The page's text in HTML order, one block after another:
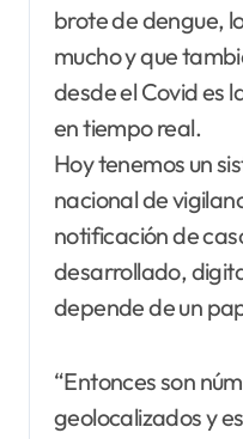
brote de dengue,
mucho y que
desde el Covid es
en tiempo real.
Hoy tenemos un
nacional de
notificación de
desarrollado,
depende de un
“Entonces son
geolocalizados y